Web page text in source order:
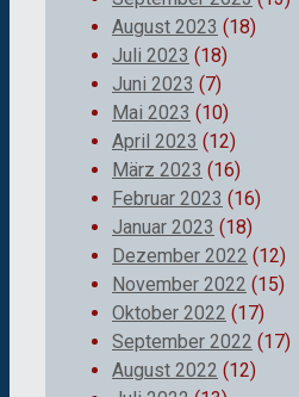
August 2023 (18)
Juli 2023 (18)
Juni 2023 (7)
Mai 2023 (10)
April 2023 (12)
März 2023 (16)
Februar 2023 (16)
Januar 2023 (18)
Dezember 2022 (12)
November 2022 (15)
Oktober 2022 (17)
September 2022 (17)
August 2022 (12)